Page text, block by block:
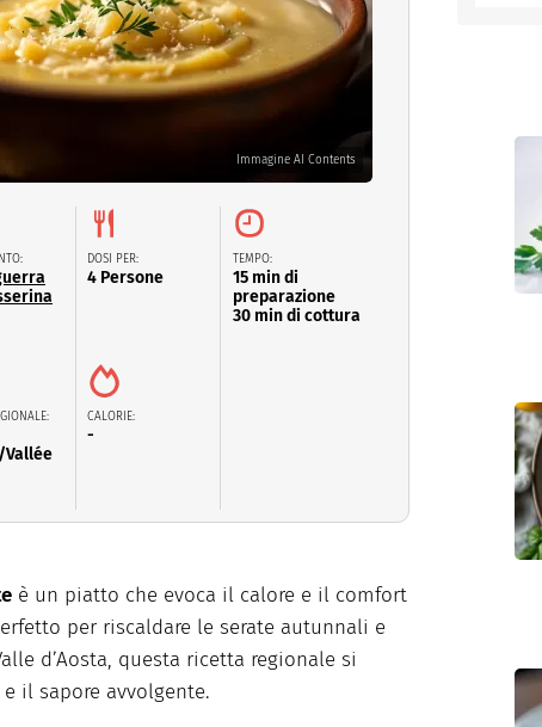
Valentino
Immagine AI Contents
DOSI PER:
4 Persone
CALORIE:
-
TEMPO:
15 min di
preparazione
30 min di cottura
è un piatto che evoca il calore e il comfort
per riscaldare le serate autunnali e
d’Aosta, questa ricetta regionale si
il sapore avvolgente.